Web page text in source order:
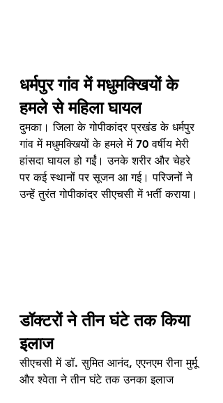
धर्मपुर गांव में मधुमक्खियों के
हमले से महिला घायल
दुमका। जिला के गोपीकांदर प्रखंड के धर्मपुर
गांव में मधुमक्खियों के हमले में 70 वर्षीय मेरी
हांसदा घायल हो गईं। उनके शरीर और चेहरे
पर कई स्थानों पर सूजन आ गई। परिजनों ने
उन्हें तुरंत गोपीकांदर सीएचसी में भर्ती कराया।
डॉक्टरों ने तीन घंटे तक किया
इलाज
सीएचसी में डॉ. सुमित आनंद, एएनएम रीना मुर्मू
और श्वेता ने तीन घंटे तक उनका इलाज